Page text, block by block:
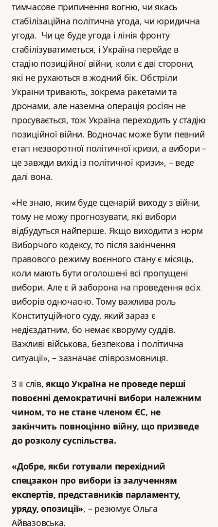
тимчасове припинення вогню, чи якась
стабілізаційна політична угода, чи юридична
угода. Чи це буде угода і лінія фронту
стабілізуватиметься, і Україна перейде в
стадію позиційної війни, коли є дві сторони,
які не рухаються в жодний бік. Обстріли
України тривають, зокрема ракетами та
дронами, але наземна операція росіян не
просувається, тож Україна переходить у стадію
позиційної війни. Водночас може бути певний
етап незворотної політичної кризи, а вибори –
це завжди вихід із політичної кризи», – веде
далі вона.
«Не знаю, яким буде сценарій виходу з війни,
тому не можу прогнозувати, які вибори
відбудуться найперше. Якщо виходити з норм
Виборчого кодексу, то після закінчення
правового режиму воєнного стану є місяць,
коли мають бути оголошені всі пропущені
вибори. Але є й заборона на проведення всіх
виборів одночасно. Тому важлива роль
Конституційного суду, який зараз є
недієздатним, бо немає кворуму суддів.
Важливі військова, безпекова і політична
ситуації», – зазначає співрозмовниця.
З її слів,якщо Україна не проведе перші
повоєнні демократичні вибори належним
чином, то не стане членом ЄС, не
закінчить повноцінно війну, що призведе
до розколу суспільства.
«Добре, якби готували перехідний
спецзакон про вибори із залученням
експертів, представників парламенту,
уряду, опозиції», – резюмує Ольга
Айвазовська.